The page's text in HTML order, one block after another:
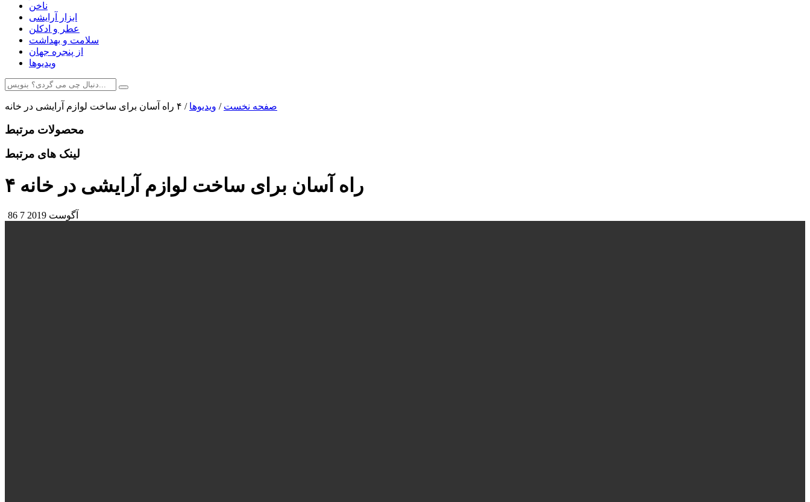
ناخن
ابزار آرایشی
عطر و ادکلن
سلامت و بهداشت
از پنجره جهان
ویدیوها
صفحه نخست / ویدیوها / ۴ راه آسان برای ساخت لوازم آرایشی در خانه
محصولات مرتبط
لینک های مرتبط
۴ راه آسان برای ساخت لوازم آرایشی در خانه
86 7 آگوست 2019